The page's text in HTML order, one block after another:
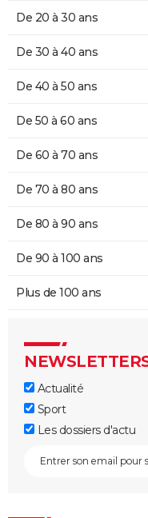
De 20 à 30 ans
De 30 à 40 ans
De 40 à 50 ans
De 50 à 60 ans
De 60 à 70 ans
De 70 à 80 ans
De 80 à 90 ans
De 90 à 100 ans
Plus de 100 ans
Actualité
Sport
Les dossiers d'actu